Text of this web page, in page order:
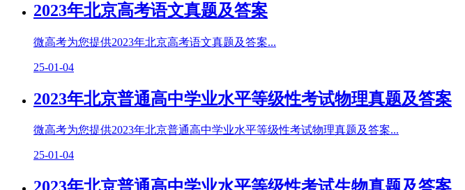
2023年北京高考语文真题及答案
微高考为您提供2023年北京高考语文真题及答案...
25-01-04
2023年北京普通高中学业水平等级性考试物理真题及答案
微高考为您提供2023年北京普通高中学业水平等级性考试物理真题及答案...
25-01-04